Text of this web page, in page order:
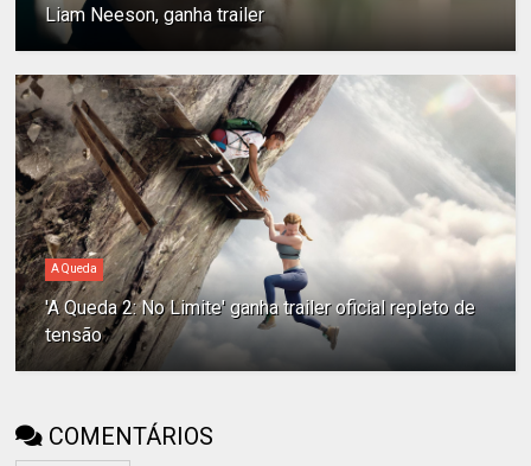
Liam Neeson, ganha trailer
A Queda
'A Queda 2: No Limite' ganha trailer oficial repleto de
tensão
COMENTÁRIOS